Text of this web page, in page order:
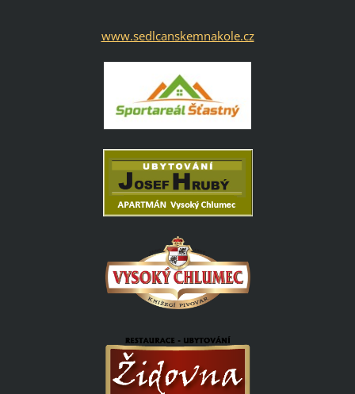
www.sedlcanskemnakole.cz